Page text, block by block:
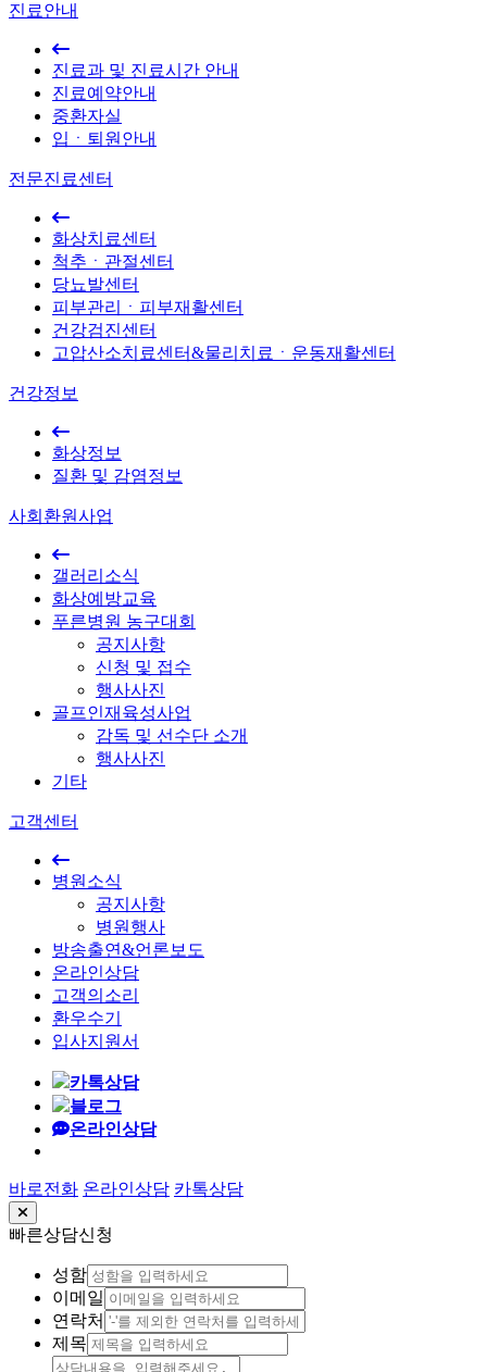
진료안내
진료과 및 진료시간 안내
진료예약안내
중환자실
입ㆍ퇴원안내
전문진료센터
화상치료센터
척추ㆍ관절센터
당뇨발센터
피부관리ㆍ피부재활센터
건강검진센터
고압산소치료센터&물리치료ㆍ운동재활센터
건강정보
화상정보
질환 및 감염정보
사회환원사업
갤러리소식
화상예방교육
푸른병원 농구대회
공지사항
신청 및 접수
행사사진
골프인재육성사업
감독 및 선수단 소개
행사사진
기타
고객센터
병원소식
공지사항
병원행사
방송출연&언론보도
온라인상담
고객의소리
환우수기
입사지원서
카톡상담
블로그
온라인상담
바로전화 온라인상담 카톡상담
빠른상담신청
성함
이메일
연락처
제목